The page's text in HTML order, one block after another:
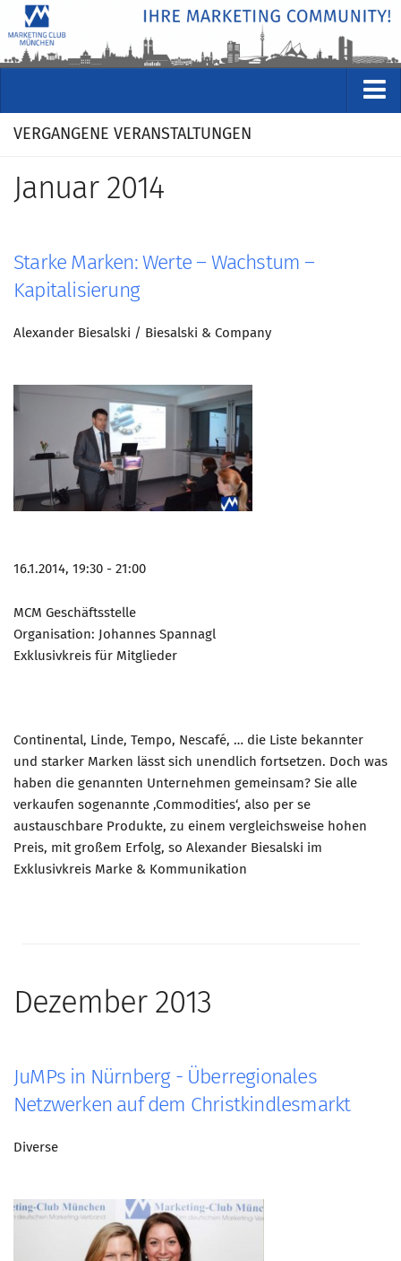
VERANSTALTUNGEN
Rückblicke
STUDIO
ÜBER
Marketing Pioniere
Arbeitsgruppen
MarketingFrauen
Münchner Marketingpreis
MARKETING PIONIERE
Marketing Pioniere im BVMC
Clubmagazin
MITGLIEDSCHAFT
PODCAST
VERGANGENE VERANSTALTUNGEN
Januar 2014
Starke Marken: Werte – Wachstum –
Kapitalisierung
Alexander Biesalski / Biesalski & Company
16.1.2014, 19:30 - 21:00
MCM Geschäftsstelle
Organisation: Johannes Spannagl
Exklusivkreis für Mitglieder
Continental, Linde, Tempo, Nescafé, … die Liste bekannter
und starker Marken lässt sich unendlich fortsetzen. Doch was
haben die genannten Unternehmen gemeinsam? Sie alle
verkaufen sogenannte ‚Commodities‘, also per se
austauschbare Produkte, zu einem vergleichsweise hohen
Preis, mit großem Erfolg, so Alexander Biesalski im
Exklusivkreis Marke & Kommunikation
Dezember 2013
JuMPs in Nürnberg - Überregionales
Netzwerken auf dem Christkindlesmarkt
Diverse